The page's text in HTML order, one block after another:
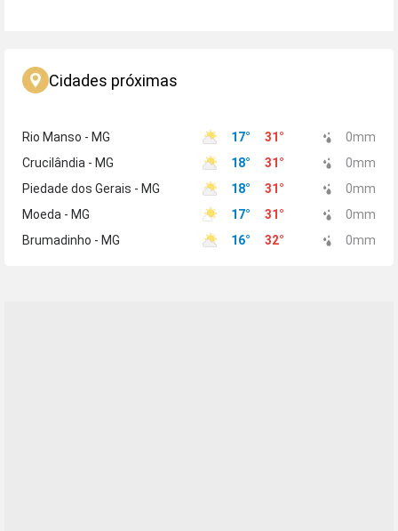
Cidades próximas
Rio Manso - MG 17° 31 ° 0mm
Crucilândia - MG
18° 31 ° 0mm
Piedade dos Gerais - MG
18° 31 ° 0mm
Moeda - MG
17° 31 ° 0mm
Brumadinho - MG
16° 32° 0mm